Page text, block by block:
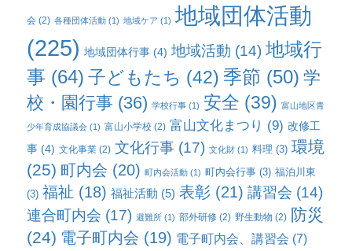
会(2) 各種団体活動(1) 地域ケア (1) 地域団体活動
(225) 地域団体行事(4) 地域活動 (14) 地域行
事 (64) 子どもたち (42) 季節 (50) 学
校・園行事 (36) 学校行事(1) 安全 (39) 富山地区青
少年育成協議会(1) 富山小学校(2) 富山文化まつり (9) 改修工
事(4) 文化事業(2) 文化行事(17) 文化財(1) 料理 (3) 環境
(25) 町内会 (20) 町内会活動(1) 町内会行事(3) 福泊川東
(3) 福祉 (18) 福祉活動 (5) 表彰(21) 講習会 (14)
連合町内会 (17) 避難所(1) 部外研修(2) 野生動物 (2) 防災
(24) 電子町内会 (19) 電子町内会、講習会 (7)